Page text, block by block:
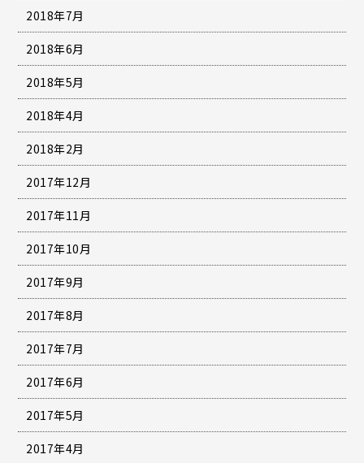
2018年7月
2018年6月
2018年5月
2018年4月
2018年2月
2017年12月
2017年11月
2017年10月
2017年9月
2017年8月
2017年7月
2017年6月
2017年5月
2017年4月